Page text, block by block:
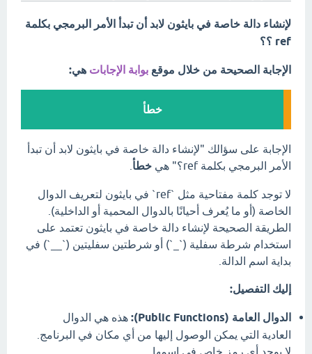
لإنشاء دالة خاصة في بايثون لابد أن تبدأ الأمر البرمجي بكلمة
ref ؟؟
الإجابة الصحيحة من خلال موقع بوابة الإجابات هي:
خطأ
الإجابة على سؤالك "لإنشاء دالة خاصة في بايثون لابد أن تبدأ
الأمر البرمجي بكلمة ref؟" هي
خطأ
لا توجد كلمة مفتاحية مثل `ref` في بايثون لتعريف الدوال
الخاصة (أو ما يُعرف أحيانًا بالدوال المحمية أو الداخلية).
الطريقة الصحيحة لإنشاء دالة خاصة في بايثون تعتمد على
استخدام شرطة سفلية (`_`) أو شرطتين سفليتين (`__`) في
بداية اسم الدالة.
إليك التفصيل:
الدوال العامة (Public Functions):
هذه هي الدوال
العادية التي يمكن الوصول إليها من أي مكان في البرنامج.
لا يوجد أي رمز خاص في اسمها.